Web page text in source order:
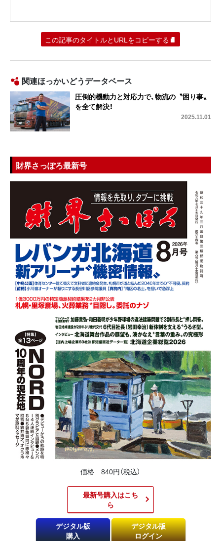
この記事のタイトルとURLをコピーする
関連ほっかいどうデータベース
圧倒的機動力と対応力で、物流の〝困り事〟
を全て解決！
2025.11.01
財界さっぽろ最新号
価格 840円（税込）
最新号購入はこち
ら​
デジタル版
購入
デジタル版
ログイン